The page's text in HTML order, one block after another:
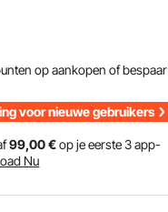
op aankopen of bespaar
voor nieuwe gebruikers
99,00 €op je eerste 3 app-
Nu